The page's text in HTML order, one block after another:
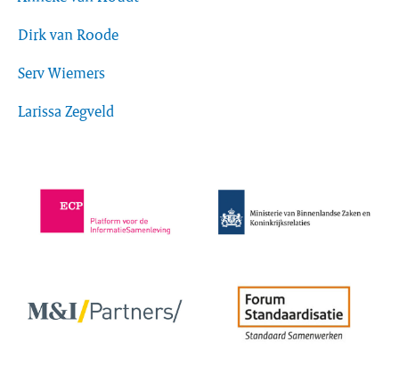
Dirk van Roode
Serv Wiemers
Larissa Zegveld